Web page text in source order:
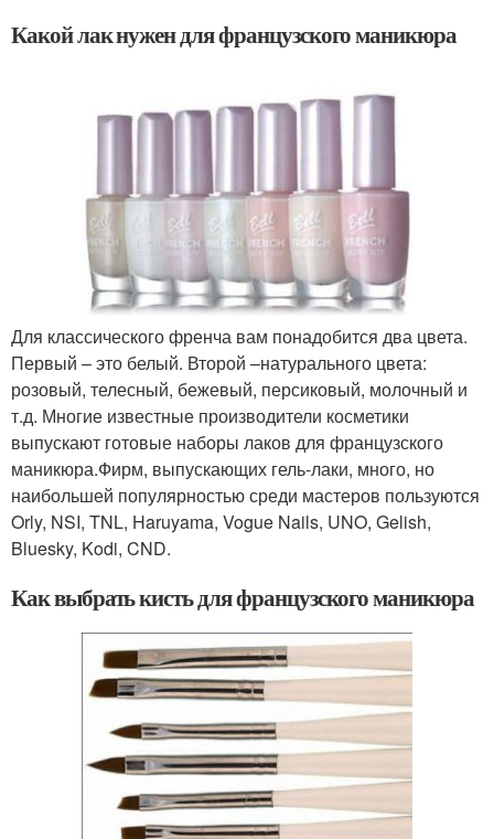
Какой лак нужен для французского маникюра
Для классического френча вам понадобится два цвета.
Первый – это белый. Второй –натурального цвета:
розовый, телесный, бежевый, персиковый, молочный и
т.д. Многие известные производители косметики
выпускают готовые наборы лаков для французского
маникюра.Фирм, выпускающих гель-лаки, много, но
наибольшей популярностью среди мастеров пользуются
Orly, NSI, TNL, Haruyama, Vogue Nails, UNO, Gelish,
Bluesky, Kodi, CND.
Как выбрать кисть для французского маникюра